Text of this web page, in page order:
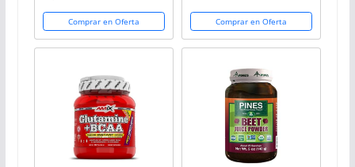
orgánico. Concentrado de
remolacha + granada + cereza
agria + hierbas y...
Comprar en Oferta Comprar en Oferta